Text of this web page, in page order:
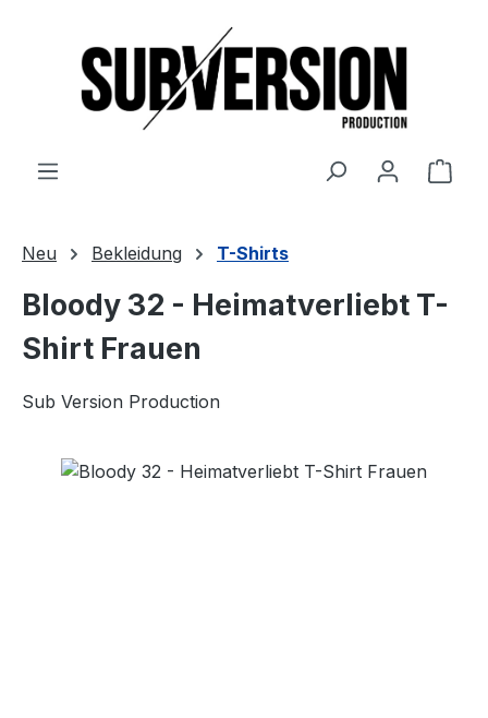
Neu Bekleidung T-Shirts
Bloody 32 - Heimatverliebt T-
Shirt Frauen
Sub Version Production